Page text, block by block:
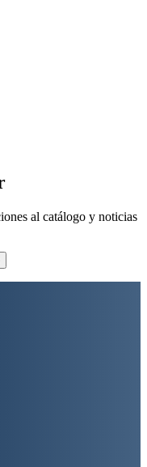
al catálogo y noticias